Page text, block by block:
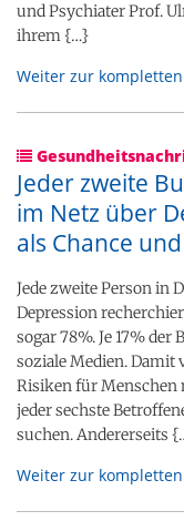
und Psychiater Prof.
ihrem {…}
Weiter zur
Jeder zweite
im Netz über
als Chance
Jede zweite Person in
Depression
sogar 78%. Je 17%
soziale Medien. Damit
Risiken für Menschen
jeder sechste
suchen. Andererseits
Weiter zur